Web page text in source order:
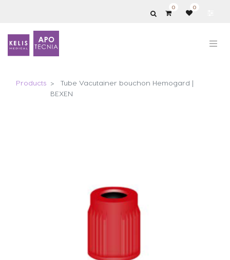
0 0
Products
Tube Vacutainer bouchon Hemogard |
BEXEN